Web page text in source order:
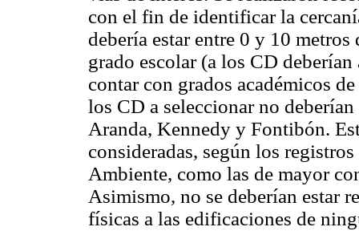
con el fin de identificar la
debería estar entre 0 y 10
grado escolar (a los CD
contar con grados académicos
los CD a seleccionar no
Aranda, Kennedy y Fontibón.
consideradas, según los
Ambiente, como las de mayor
Asimismo, no se deberían estar
físicas a las edificaciones de